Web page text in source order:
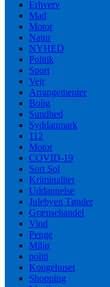
Erhverv
Mad
Motor
Natur
NYHED
Politik
Sport
Vejr
Arrangementer
Bolig
Sundhed
Syddanmark
112
Motor
COVID-19
Sort Sol
Kriminalitet
Uddannelse
Julebyen Tønder
Grænsehandel
Vind
Penge
Miljø
politi
Kongehuset
Shopping